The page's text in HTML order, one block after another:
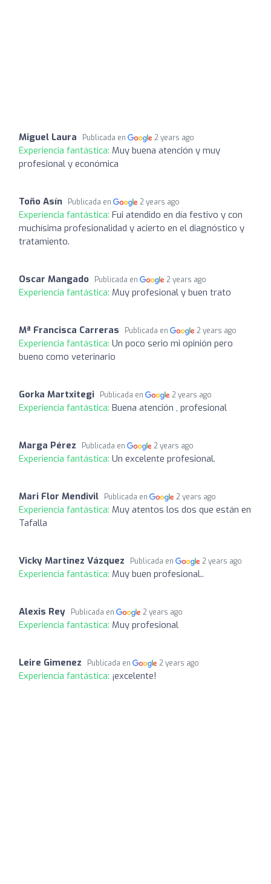
Miguel Laura Publicada en 2 years ago
Experiencia fantástica: Muy buena atención y muy
profesional y económica
Toño Asín Publicada en 2 years ago
Experiencia fantástica: Fui atendido en día festivo y con
muchísima profesionalidad y acierto en el diagnóstico y
tratamiento.
Oscar Mangado Publicada en 2 years ago
Experiencia fantástica: Muy profesional y buen trato
Mª Francisca Carreras Publicada en 2 years ago
Experiencia fantástica: Un poco serio mi opinión pero
bueno como veterinario
Gorka Martxitegi Publicada en 2 years ago
Experiencia fantástica: Buena atención , profesional
Marga Pérez Publicada en 2 years ago
Experiencia fantástica: Un excelente profesional.
Mari Flor Mendivil Publicada en 2 years ago
Experiencia fantástica: Muy atentos los dos que están en
Tafalla
Vicky Martinez Vázquez Publicada en 2 years ago
Experiencia fantástica: Muy buen profesional..
Alexis Rey Publicada en 2 years ago
Experiencia fantástica: Muy profesional
Leire Gimenez Publicada en 2 years ago
Experiencia fantástica: ¡excelente!